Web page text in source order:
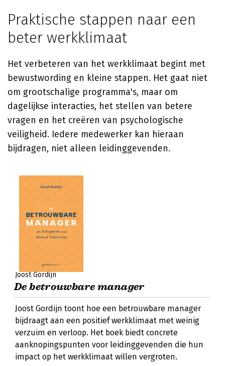
Praktische stappen naar een
beter werkklimaat
Het verbeteren van het werkklimaat begint met
bewustwording en kleine stappen. Het gaat niet
om grootschalige programma's, maar om
dagelijkse interacties, het stellen van betere
vragen en het creëren van psychologische
veiligheid. Iedere medewerker kan hieraan
bijdragen, niet alleen leidinggevenden.
Joost Gordijn
De betrouwbare manager
Joost Gordijn toont hoe een betrouwbare manager
bijdraagt aan een positief werkklimaat met weinig
verzuim en verloop. Het boek biedt concrete
aanknopingspunten voor leidinggevenden die hun
impact op het werkklimaat willen vergroten.